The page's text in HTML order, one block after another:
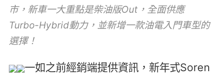
市，新車一大重點是柴油版Out，全面供應
Turbo-Hybrid動力，並新增一款油電入門車型的
選擇！
一如之前經銷端提供資訊，新年式Soren